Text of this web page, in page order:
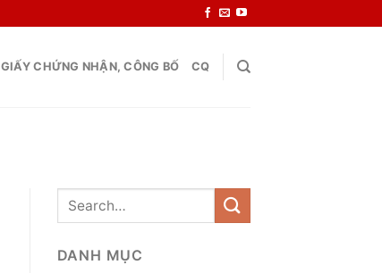
GIẤY CHỨNG NHẬN, CÔNG BỐ CQ
DANH MỤC